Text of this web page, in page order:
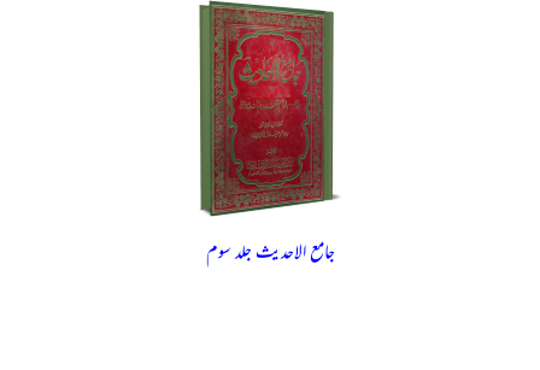
جامع الاحدیث جلد سوم